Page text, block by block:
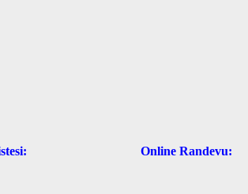
Listesi: Online Randevu: